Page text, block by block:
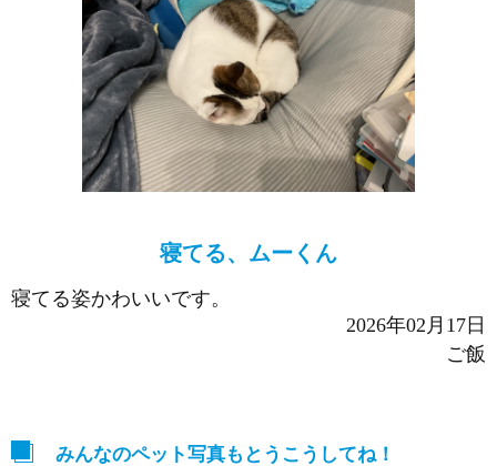
寝てる、ムーくん
寝てる姿かわいいです。
2026年02月17日
ご飯
みんなのペット写真もとうこうしてね！